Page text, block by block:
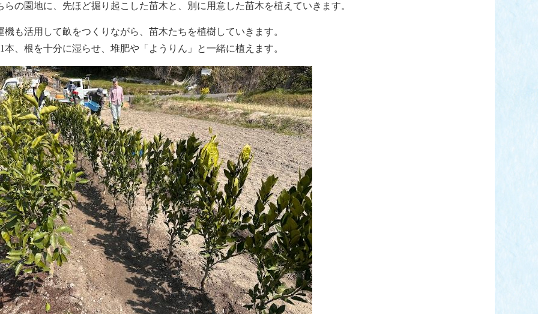
らの園地に、先ほど掘り起こした苗木と、別に用意した苗木を植えていきます。
機も活用して畝をつくりながら、苗木たちを植樹していきます。
本、根を十分に湿らせ、堆肥や「ようりん」と一緒に植えます。